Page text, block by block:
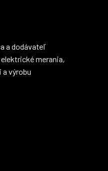
a dodávateľ
merania,
výrobu